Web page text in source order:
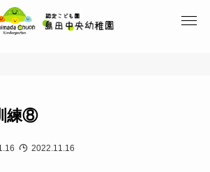
練⑧
2022.11.16